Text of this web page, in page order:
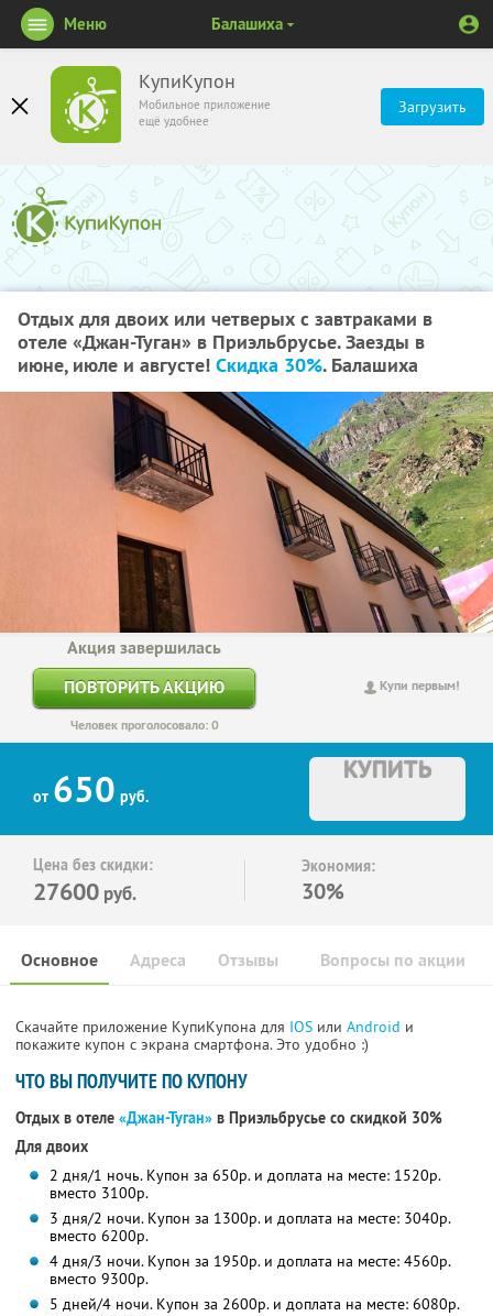
КупиКупон
Мобильное приложение
ещё удобнее
Загрузить
Меню Балашиха
Отдых для двоих или четверых с завтраками в
отеле «Джан-Туган» в Приэльбрусье. Заезды в
июне, июле и августе! Скидка 30%. Балашиха
Купи первым!
Акция завершилась
ПОВТОРИТЬ АКЦИЮ
Человек проголосовало: 0
от 650 руб.
КУПИТЬ
Цена без скидки:
27600 руб.
Экономия:
30%
Основное Отзывы Вопросы по акции
Адреса
Скачайте приложение КупиКупона для IOS или Android и
покажите купон с экрана смартфона. Это удобно :)
ЧТО ВЫ ПОЛУЧИТЕ ПО КУПОНУ
Отдых в отеле «Джан-Туган» в Приэльбрусье со скидкой 30%
Для двоих
2 дня/1 ночь. Купон за 650р. и доплата на месте: 1520р.
вместо 3100р.
3 дня/2 ночи. Купон за 1300р. и доплата на месте: 3040р.
вместо 6200р.
4 дня/3 ночи. Купон за 1950р. и доплата на месте: 4560р.
вместо 9300р.
5 дней/4 ночи. Купон за 2600р. и доплата на месте: 6080р.